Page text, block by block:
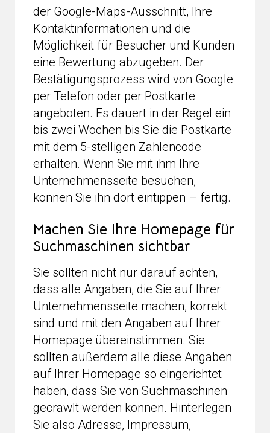
der Google-Maps-Ausschnitt, Ihre
Kontaktinformationen und die
Möglichkeit für Besucher und Kunden
eine Bewertung abzugeben. Der
Bestätigungsprozess wird von Google
per Telefon oder per Postkarte
angeboten. Es dauert in der Regel ein
bis zwei Wochen bis Sie die Postkarte
mit dem 5-stelligen Zahlencode
erhalten. Wenn Sie mit ihm Ihre
Unternehmensseite besuchen,
können Sie ihn dort eintippen – fertig.
Machen Sie Ihre Homepage für
Suchmaschinen sichtbar
Sie sollten nicht nur darauf achten,
dass alle Angaben, die Sie auf Ihrer
Unternehmensseite machen, korrekt
sind und mit den Angaben auf Ihrer
Homepage übereinstimmen. Sie
sollten außerdem alle diese Angaben
auf Ihrer Homepage so eingerichtet
haben, dass Sie von Suchmaschinen
gecrawlt werden können. Hinterlegen
Sie also Adresse, Impressum,